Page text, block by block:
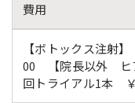
費用
【ボトックス注
00 【院長以外 ヒ
回トライアル1本